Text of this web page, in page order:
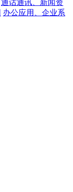
通话通讯、新闻资
办公应用、企业系